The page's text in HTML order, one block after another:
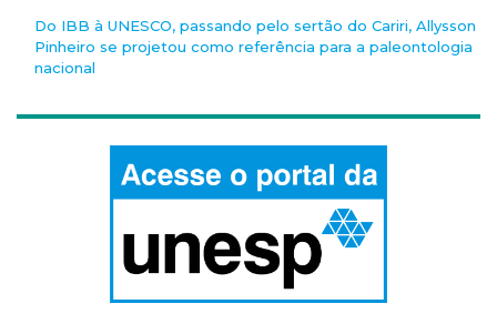
Do IBB à UNESCO, passando pelo sertão do Cariri, Allysson
Pinheiro se projetou como referência para a paleontologia
nacional